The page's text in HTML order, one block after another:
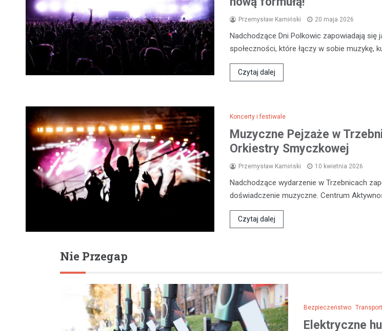
Przemysław Kamiński 20 maja 2026
Nadchodzące Dni Polkowic zapowiadają się
społeczności, które łączy w sobie muzykę,
Czytaj dalej
Koncerty i festiwale
Muzyczne Pejzaże w
Orkiestry Smyczkowej
Przemysław Kamiński 10 kwietnia 2026
Nadchodzące wydarzenie w Trzebnicach
doświadczenie muzyczne. Centrum
Czytaj dalej
Kronika
Nie Przegap
Bezpieczeństwo Transport
Elektryczne